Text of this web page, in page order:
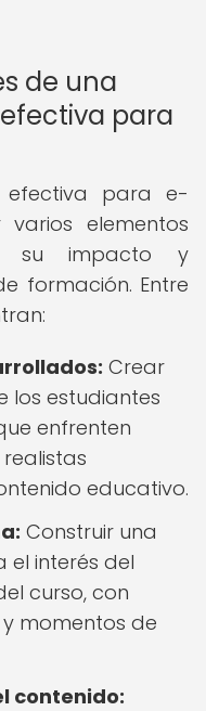
de una
para
efectiva para e-
elementos
su impacto y
formación. Entre
Crear
los estudiantes
enfrenten
educativo.
Construir una
el interés del
curso, con
momentos de
contenido: